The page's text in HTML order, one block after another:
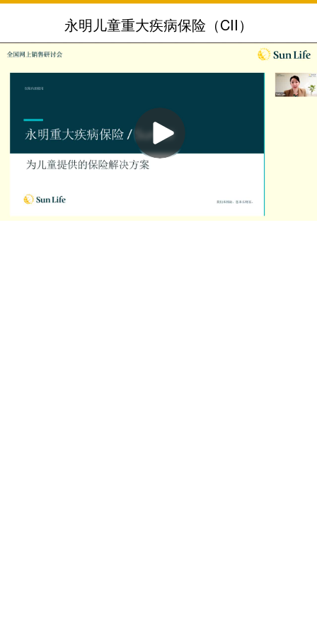
永明儿童重大疾病保险（CII）